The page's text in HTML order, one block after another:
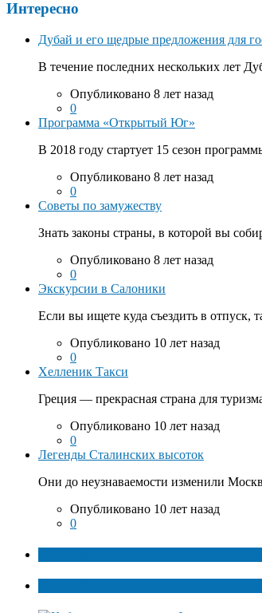
Интересно
Дубай и его щедрые предложения для
В течение последних нескольких лет
Опубликовано 8 лет назад
0
Программа «Открытый Юг»
В 2018 году стартует 15 сезон
Опубликовано 8 лет назад
0
Советы по замужеству
Знать законы страны, в которой вы
Опубликовано 8 лет назад
0
Экскурсии в Салоники
Если вы ищете куда съездить в отпуск,
Опубликовано 10 лет назад
0
Хелленик Такси
Греция — прекрасная страна для
Опубликовано 10 лет назад
0
Легенды Сталинских высоток
Они до неузнаваемости изменили
Опубликовано 10 лет назад
0